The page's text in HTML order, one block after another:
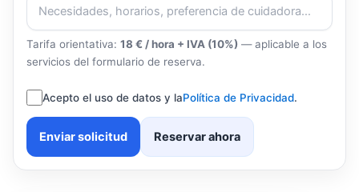
Tarifa orientativa: 18 € / hora + IVA (10%) — aplicable a los
servicios del formulario de reserva.
Acepto el uso de datos y laPolítica de Privacidad.
Enviar solicitud Reservar ahora